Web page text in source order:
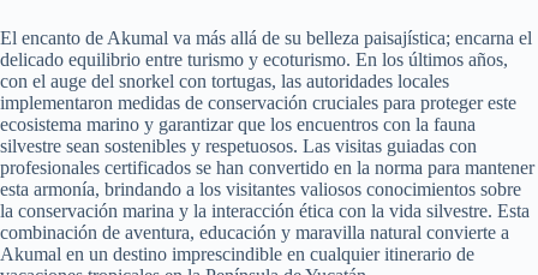
El encanto de Akumal va más allá de su belleza paisajística; encarna el
delicado equilibrio entre turismo y ecoturismo. En los últimos años,
con el auge del snorkel con tortugas, las autoridades locales
implementaron medidas de conservación cruciales para proteger este
ecosistema marino y garantizar que los encuentros con la fauna
silvestre sean sostenibles y respetuosos. Las visitas guiadas con
profesionales certificados se han convertido en la norma para mantener
esta armonía, brindando a los visitantes valiosos conocimientos sobre
la conservación marina y la interacción ética con la vida silvestre. Esta
combinación de aventura, educación y maravilla natural convierte a
Akumal en un destino imprescindible en cualquier itinerario de